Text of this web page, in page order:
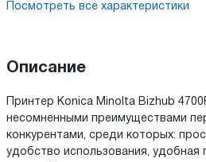
Посмотреть все характеристики
Описание
Принтер Konica Minolta Bizhub
несомненными преимуществами
конкурентами, среди которых:
удобство использования, удобная